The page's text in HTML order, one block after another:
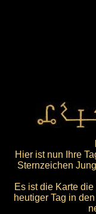
Hier ist nun Ihre
Sternzeichen
Es ist die Karte
heutiger Tag in